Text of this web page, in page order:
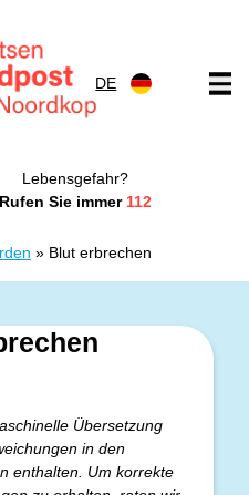
DE
Lebensgefahr?
Rufen Sie immer 112
» Blut erbrechen
Übersetzung
in den
enthalten. Um korrekte